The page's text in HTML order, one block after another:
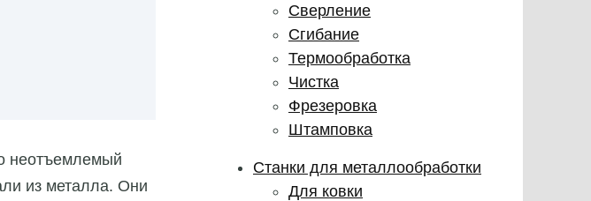
неотъемлемый
из металла. Они
Сверление
Сгибание
Термообработка
Чистка
Фрезеровка
Штамповка
Станки для металлообработки
Для ковки